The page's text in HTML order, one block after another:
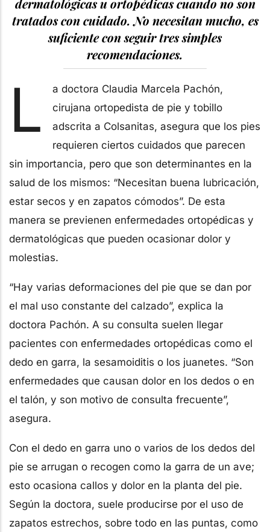
tratados con cuidado. No necesitan mucho, es
suficiente con seguir tres simples
recomendaciones.
L
a doctora Claudia Marcela Pachón,
cirujana ortopedista de pie y tobillo
adscrita a Colsanitas, asegura que los pies
requieren ciertos cuidados que parecen
sin importancia, pero que son determinantes en la
salud de los mismos: “Necesitan buena lubricación,
estar secos y en zapatos cómodos”. De esta
manera se previenen enfermedades ortopédicas y
dermatológicas que pueden ocasionar dolor y
molestias.
“Hay varias deformaciones del pie que se dan por
el mal uso constante del calzado”, explica la
doctora Pachón. A su consulta suelen llegar
pacientes con enfermedades ortopédicas como el
dedo en garra, la sesamoiditis o los juanetes. “Son
enfermedades que causan dolor en los dedos o en
el talón, y son motivo de consulta frecuente”,
asegura.
Con el dedo en garra uno o varios de los dedos del
pie se arrugan o recogen como la garra de un ave;
esto ocasiona callos y dolor en la planta del pie.
Según la doctora, suele producirse por el uso de
zapatos estrechos, sobre todo en las puntas, como